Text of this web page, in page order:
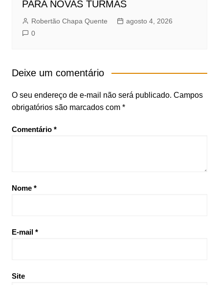
PARA NOVAS TURMAS
Robertão Chapa Quente
agosto 4, 2026
0
Deixe um comentário
O seu endereço de e-mail não será publicado. Campos
obrigatórios são marcados com *
Comentário *
Nome *
E-mail *
Site